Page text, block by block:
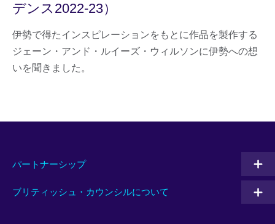
デンス2022-23）
伊勢で得たインスピレーションをもとに作品を製作する
ジェーン・アンド・ルイーズ・ウィルソンに伊勢への想
いを聞きました。
パートナーシップ
ブリティッシュ・カウンシルについて